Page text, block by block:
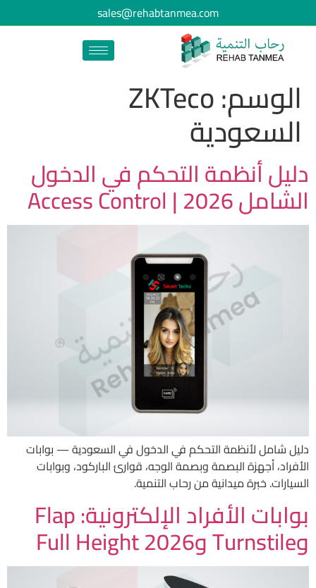
sales@rehabtanmea.com
الوسم:ZKTeco
السعودية
دليل أنظمة التحكم في الدخول
الشامل 2026 | Access Control
دليل شامل لأنظمة التحكم في الدخول في السعودية — بوابات
الأفراد، أجهزة البصمة وبصمة الوجه، قوارئ الباركود، وبوابات
السيارات. خبرة ميدانية من رحاب التنمية.
بوابات الأفراد الإلكترونية: Flap
وTurnstile وFull Height 2026